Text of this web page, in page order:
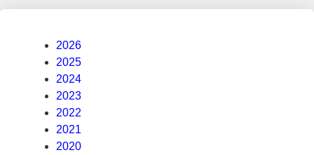
2026
2025
2024
2023
2022
2021
2020